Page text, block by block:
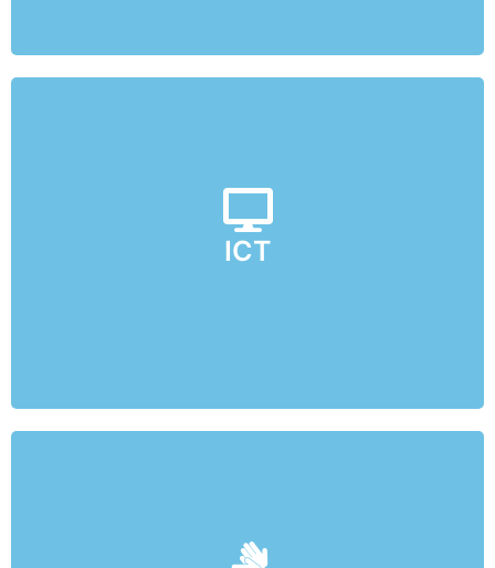
ICT
Per la secondaria, corsi di informatica sui fondamentali
coding
con Scratch